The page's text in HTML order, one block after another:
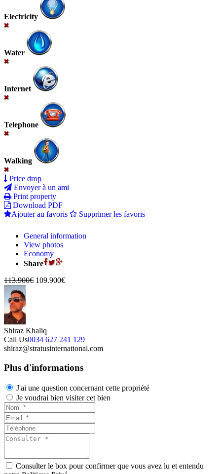
Electricity
Water
Internet
Telephone
Walking
Price drop
Envoyer à un ami
Print property
Download PDF
Ajouter au favoris
Supprimer les favoris
General information
View photos
Economy
Share
113.900€ 109.900€
Shiraz Khaliq
Call Us0034 627 241 129
shiraz@stratusinternational.com
Plus d'informations
J'ai une question concernant cette propriété
Je voudrai bien visiter cet bien
Consulter le box pour confirmer que vous avez lu et entendu